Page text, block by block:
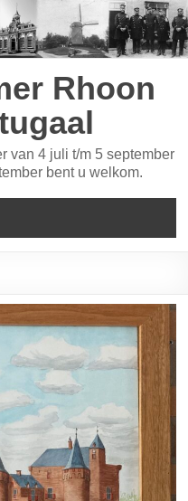
Rhoon
van 4 juli t/m 5 september
bent u welkom.